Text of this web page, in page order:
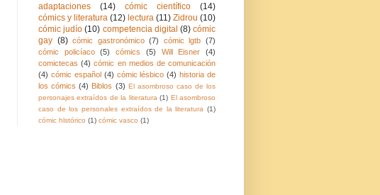
adaptaciones
(14) cómic científico
(14)
cómics y literatura (12) lectura (11) Zidrou (10)
cómic judío (10) competencia digital (8) cómic
gay (8) cómic gastronómico (7) cómic lgtb (7)
cómic policíaco
(5) cómics (5) Will Eisner
(4)
comictecas (4) cómic en medios de comunicación
(4) cómic español (4) cómic lésbico (4) historia de
los cómics (4) Biblos (3) El asombroso caso de los
personajes extraídos de la literatura (1) El asombroso
caso de los personales extraídos de la literatura (1)
cómic hlstórico (1) cómic vasco (1)